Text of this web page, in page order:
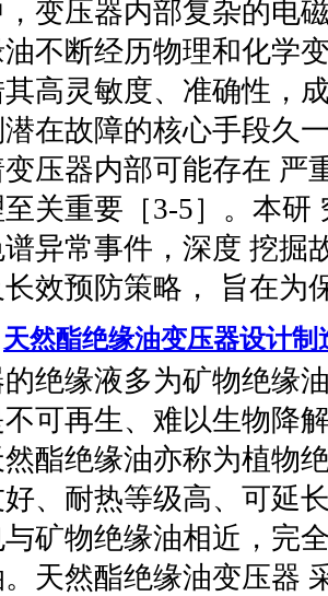
变压器内部复杂的电
不断经历物理和化学
高灵敏度、准确性，
在故障的核心手段久
压器内部可能存在 严
关重要［3-5］。本研
异常事件，深度 挖掘
效预防策略， 旨在为
天然酯绝缘油变压器设计
的绝缘液多为矿物绝缘
可再生、难以生物降
酯绝缘油亦称为植物
、耐热等级高、可延
矿物绝缘油相近，完
天然酯绝缘油变压器